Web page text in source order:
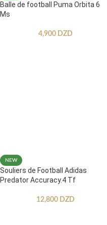
Balle de football Puma Orbita 6
Ms
4,900 DZD
NEW
Souliers de Football Adidas
Predator Accuracy.4 Tf
12,800 DZD